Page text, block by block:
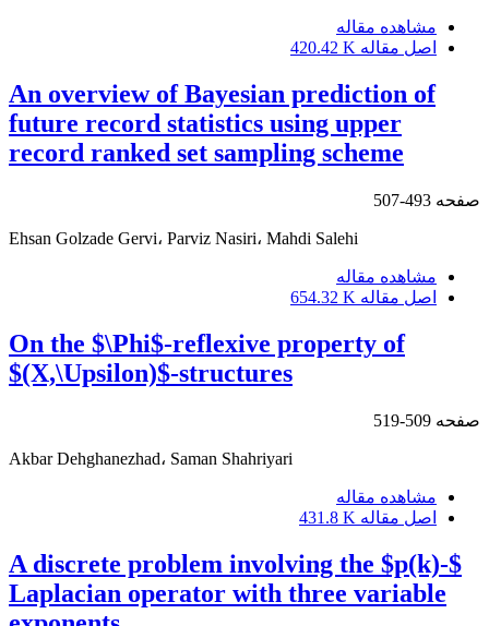
مشاهده مقاله
اصل مقاله 420.42 K
An overview of Bayesian prediction of
future record statistics using upper
record ranked set sampling scheme
صفحه 493-507
Ehsan Golzade Gervi، Parviz Nasiri، Mahdi Salehi
مشاهده مقاله
اصل مقاله 654.32 K
On the $\Phi$-reflexive property of
$(X,\Upsilon)$-structures
صفحه 509-519
Akbar Dehghanezhad، Saman Shahriyari
مشاهده مقاله
اصل مقاله 431.8 K
A discrete problem involving the $p(k)-$
Laplacian operator with three variable